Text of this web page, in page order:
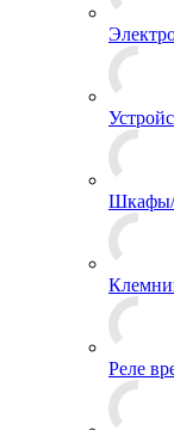
Шкафы/
Реле